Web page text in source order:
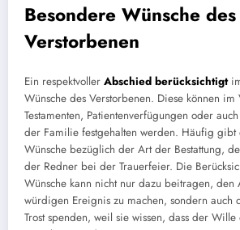
Besondere Wünsche des
Verstorbenen
Ein respektvoller Abschied berücksichtigt
Wünsche des Verstorbenen. Diese können
Testamenten, Patientenverfügungen oder
der Familie festgehalten werden. Häufig gibt
Wünsche bezüglich der Art der Bestattung,
der Redner bei der Trauerfeier. Die
Wünsche kann nicht nur dazu beitragen, den
würdigen Ereignis zu machen, sondern auch
Trost spenden, weil sie wissen, dass der Wille